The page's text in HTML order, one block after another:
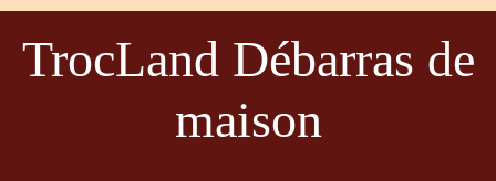
TrocLand Débarras de
maison